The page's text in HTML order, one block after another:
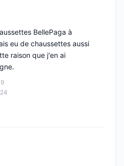
BellePaga à
eu de chaussettes aussi
raison que j'en ai